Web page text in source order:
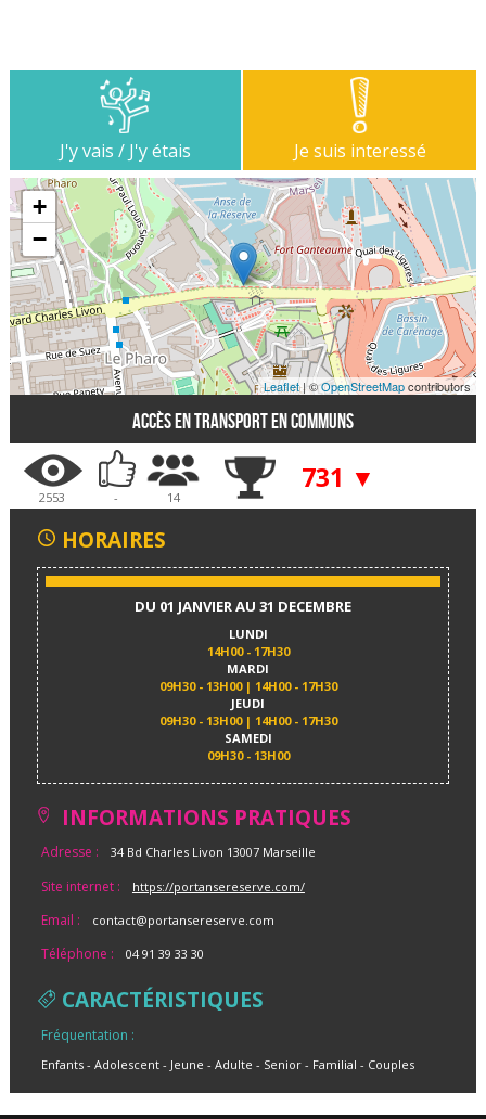
J'y vais / J'y étais Je suis interessé
+
−
Leaflet| ©OpenStreetMapcontributors
Accès en transport en communs
2553 - 14
731 ▼
HORAIRES
DU 01 JANVIER AU 31 DECEMBRE
LUNDI
14H00 - 17H30
MARDI
09H30 - 13H00 | 14H00 - 17H30
JEUDI
09H30 - 13H00 | 14H00 - 17H30
SAMEDI
09H30 - 13H00
INFORMATIONS PRATIQUES
Adresse : 34 Bd Charles Livon 13007 Marseille
Site internet : https://portansereserve.com/
Email : contact@portansereserve.com
Téléphone : 04 91 39 33 30
CARACTÉRISTIQUES
Fréquentation :
Enfants Adolescent Jeune Adulte Senior Familial Couples